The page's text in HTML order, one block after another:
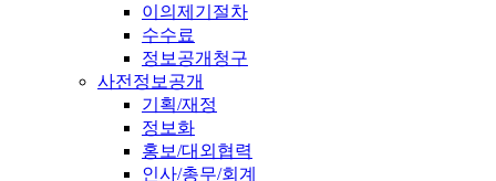
이의제기절차
수수료
정보공개청구
사전정보공개
기획/재정
정보화
홍보/대외협력
인사/총무/회계